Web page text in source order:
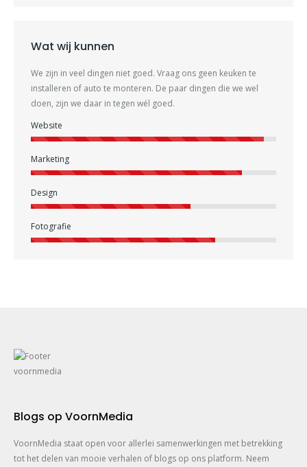
Wat wij kunnen
We zijn in veel dingen niet goed. Vraag ons geen keuken te
installeren of auto te monteren. De paar dingen die we wel
doen, zijn we daar in tegen wél goed.
Website
Marketing
Design
Fotografie
Blogs op VoornMedia
VoornMedia staat open voor allerlei samenwerkingen met betrekking
tot het delen van mooie verhalen of blogs op ons platform. Neem